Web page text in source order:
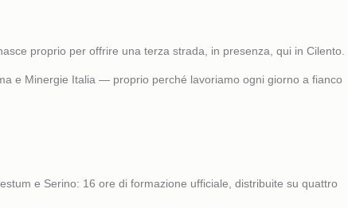
proprio per offrire una terza strada, in presenza, qui in Cilento.
e Minergie Italia — proprio perché lavoriamo ogni giorno a fianco
e Serino: 16 ore di formazione ufficiale, distribuite su quattro